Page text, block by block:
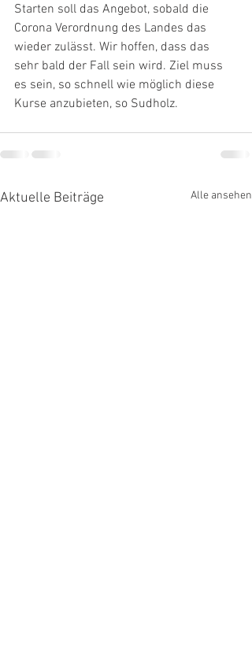
Starten soll das Angebot, sobald die
Corona Verordnung des Landes das
wieder zulässt. Wir hoffen, dass das
sehr bald der Fall sein wird. Ziel muss
es sein, so schnell wie möglich diese
Kurse anzubieten, so Sudholz.
Aktuelle Beiträge Alle ansehen